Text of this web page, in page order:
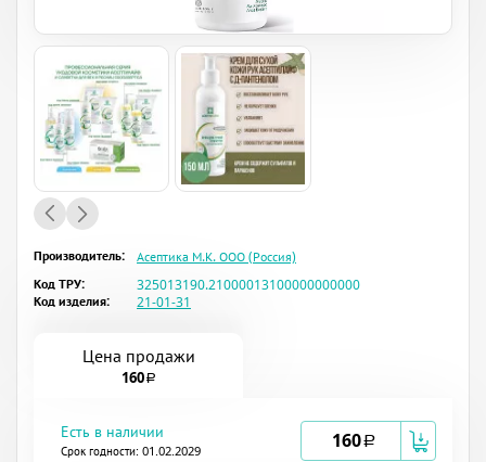
Производитель:
Асептика М.К. ООО (Россия)
Код ТРУ:
325013190.21000013100000000000
Код изделия:
21-01-31
Цена продажи
160a
Есть в наличии
Срок годности: 01.02.2029 160a